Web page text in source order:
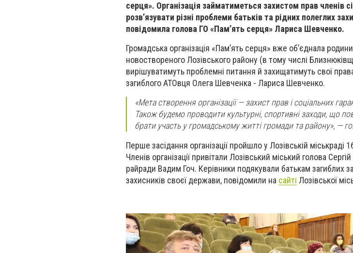
серця». Організація займатиметься захистом прав членів
розв’язувати різні проблеми батьків та рідних полеглих
повідомила голова ГО «Пам’ять серця» Лариса Шевченко.
Громадська організація «Пам’ять серця» вже об’єднала
новоствореного Лозівського району (в тому числі
вирішуватимуть проблемні питання й захищатимуть свої
загиблого АТОвця Олега Шевченка - Лариса Шевченко.
«Мета створення організації — захист прав і соціальних
Також будемо проводити культурні, спортивні заходи, що
брати участь у громадському житті громади та району», —
Перше засідання організації пройшло у Лозівській міськраді
Членів організації привітали Лозівський міський голова
райради Вадим Гоч. Керівники подякували батькам загиблих
захисників своєї держави, повідомили на сайті Лозівської